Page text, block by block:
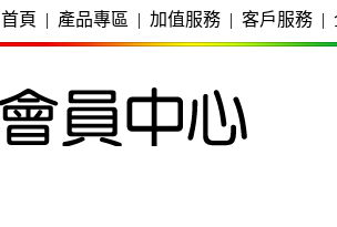
首頁 | 產品專區 | 加值服務 | 客戶服務 |